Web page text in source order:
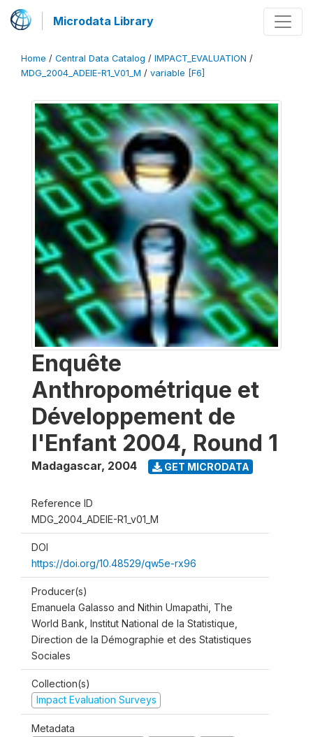
Microdata Library
Home / Central Data Catalog / IMPACT_EVALUATION /
MDG_2004_ADEIE-R1_V01_M / variable [F6]
Enquête
Anthropométrique et
Développement de
l'Enfant 2004, Round 1
Madagascar, 2004 GET MICRODATA
Reference ID
MDG_2004_ADEIE-R1_v01_M
DOI
https://doi.org/10.48529/qw5e-rx96
Producer(s)
Emanuela Galasso and Nithin Umapathi, The
World Bank, Institut National de la Statistique,
Direction de la Démographie et des Statistiques
Sociales
Collection(s)
Impact Evaluation Surveys
Metadata